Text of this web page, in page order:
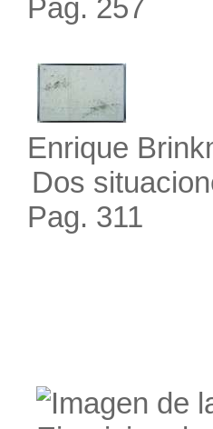
Pag. 257
Enrique
Dos
Pag. 311